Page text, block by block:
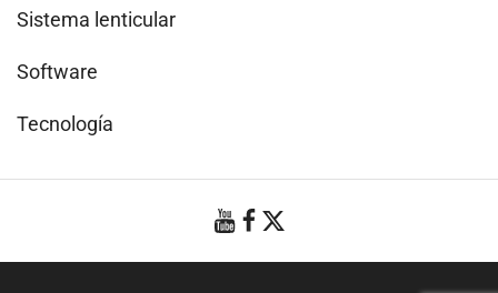
Sistema lenticular
Software
Tecnología